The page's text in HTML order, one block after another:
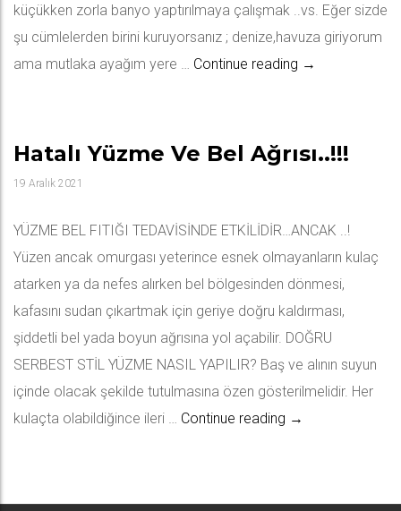
küçükken zorla banyo yaptırılmaya çalışmak ..vs. Eğer sizde
şu cümlelerden birini kuruyorsanız ; denize,havuza giriyorum
ama mutlaka ayağım yere … Continue reading HİDROFOBİ
→
Hatalı Yüzme Ve Bel Ağrısı..!!!
19 Aralık 2021
YÜZME BEL FITIĞI TEDAVİSİNDE ETKİLİDİR…ANCAK ..!
Yüzen ancak omurgası yeterince esnek olmayanların kulaç
atarken ya da nefes alırken bel bölgesinden dönmesi,
kafasını sudan çıkartmak için geriye doğru kaldırması,
şiddetli bel yada boyun ağrısına yol açabilir. DOĞRU
SERBEST STİL YÜZME NASIL YAPILIR? Baş ve alının suyun
içinde olacak şekilde tutulmasına özen gösterilmelidir. Her
kulaçta olabildiğince ileri … Continue reading Hatalı Yüzme ve
→